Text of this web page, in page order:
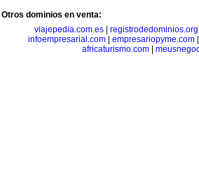
Otros dominios en venta:
viajepedia.com.es| registrodedominios.org
infoempresarial.com| empresariopyme.com
africaturismo.com|